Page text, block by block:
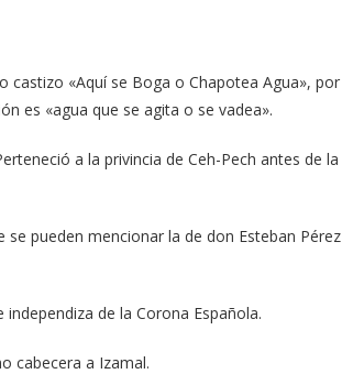
«Aquí se Boga o Chapotea Agua», por
es «agua que se agita o se vadea».
a la privincia de Ceh-Pech antes de la
pueden mencionar la de don Esteban Pérez
de la Corona Española.
cabecera a Izamal.